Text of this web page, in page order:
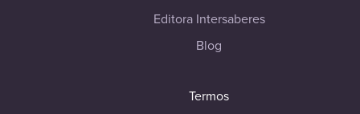
Editora Intersaberes
Blog
Termos